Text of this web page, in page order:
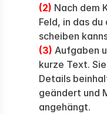
(2) Nach dem
Feld, in das
scheiben
(3) Aufgaben
kurze Text.
Details
geändert und
angehängt.